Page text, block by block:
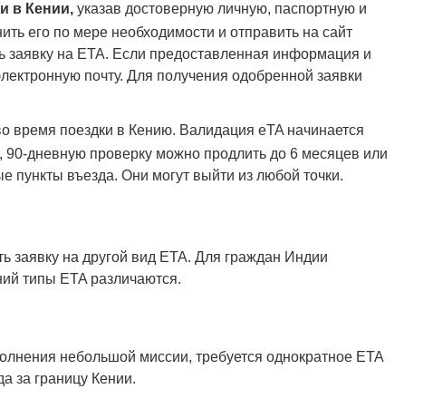
в Кении,указав достоверную личную, паспортную и
его по мере необходимости и отправить на сайт
заявку на ETA. Если предоставленная информация и
почту. Для получения одобренной заявки
время поездки в Кению. Валидация eTA начинается
дневную проверку можно продлить до 6 месяцев или
пункты въезда. Они могут выйти из любой точки.
заявку на другой вид ETA. Для граждан Индии
типы ETA различаются.
небольшой миссии, требуется однократное ETA
за границу Кении.